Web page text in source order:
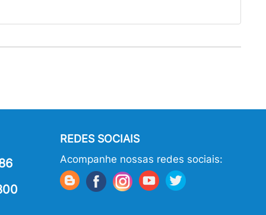
REDES SOCIAIS
Acompanhe nossas redes sociais: